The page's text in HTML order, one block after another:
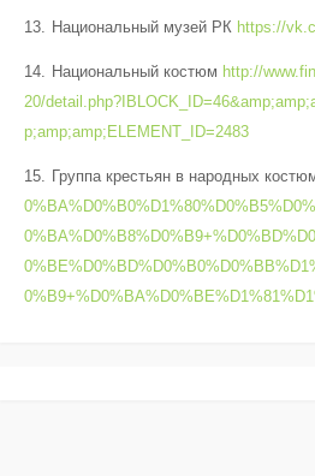
Национальный музей РК https://
Национальный костюм http://
20/
p;amp;amp;ELEMENT_ID=2483
Группа крестьян в народных